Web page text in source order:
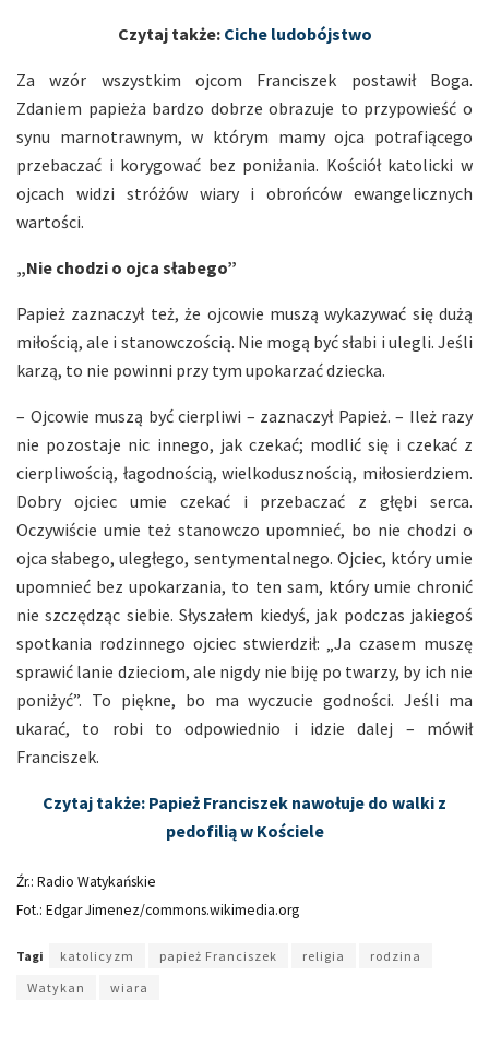
Czytaj także: Ciche ludobójstwo
Za wzór wszystkim ojcom Franciszek postawił Boga.
Zdaniem papieża bardzo dobrze obrazuje to przypowieść o
synu marnotrawnym, w którym mamy ojca potrafiącego
przebaczać i korygować bez poniżania. Kościół katolicki w
ojcach widzi stróżów wiary i obrońców ewangelicznych
wartości.
„Nie chodzi o ojca słabego”
Papież zaznaczył też, że ojcowie muszą wykazywać się dużą
miłością, ale i stanowczością. Nie mogą być słabi i ulegli. Jeśli
karzą, to nie powinni przy tym upokarzać dziecka.
– Ojcowie muszą być cierpliwi – zaznaczył Papież. – Ileż razy
nie pozostaje nic innego, jak czekać; modlić się i czekać z
cierpliwością, łagodnością, wielkodusznością, miłosierdziem.
Dobry ojciec umie czekać i przebaczać z głębi serca.
Oczywiście umie też stanowczo upomnieć, bo nie chodzi o
ojca słabego, uległego, sentymentalnego. Ojciec, który umie
upomnieć bez upokarzania, to ten sam, który umie chronić
nie szczędząc siebie. Słyszałem kiedyś, jak podczas jakiegoś
spotkania rodzinnego ojciec stwierdził: „Ja czasem muszę
sprawić lanie dzieciom, ale nigdy nie biję po twarzy, by ich nie
poniżyć”. To piękne, bo ma wyczucie godności. Jeśli ma
ukarać, to robi to odpowiednio i idzie dalej – mówił
Franciszek.
Czytaj także: Papież Franciszek nawołuje do walki z
pedofilią w Kościele
Źr.: Radio Watykańskie
Fot.: Edgar Jimenez/commons.wikimedia.org
Tagi katolicyzm papież Franciszek religia
rodzina
Watykan
wiara